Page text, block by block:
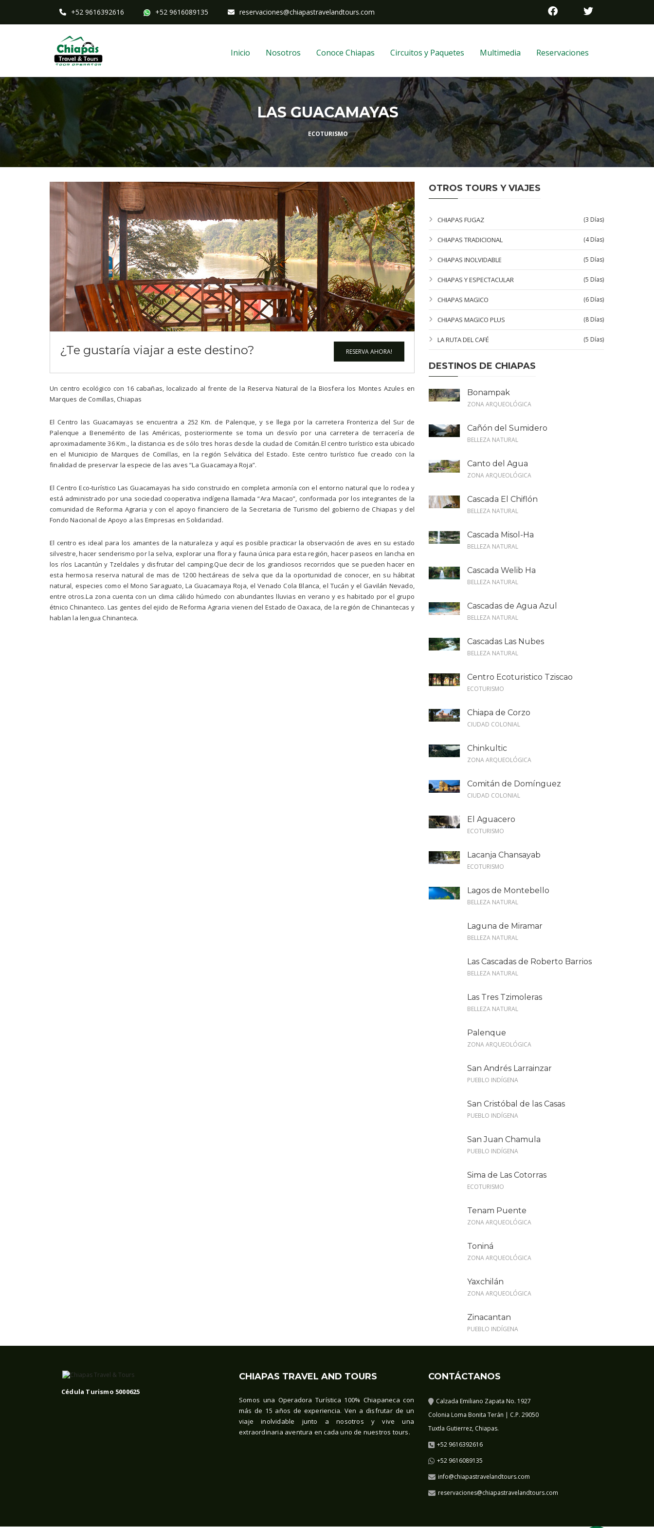
+52 9616392616 +52 9616089135 reservaciones@chiapastravelandtours.com
Inicio Nosotros Conoce Chiapas Circuitos y Paquetes Multimedia Reservaciones
LAS GUACAMAYAS
ECOTURISMO
¿Te gustaría viajar a este destino? RESERVA AHORA!
Un centro ecológico con 16 cabañas, localizado al frente de la Reserva Natural de la Biosfera los Montes Azules en
Marques de Comillas, Chiapas
El Centro las Guacamayas se encuentra a 252 Km. de Palenque, y se llega por la carretera Fronteriza del Sur de
Palenque a Benemérito de las Américas, posteriormente se toma un desvío por una carretera de terracería de
aproximadamente 36 Km., la distancia es de sólo tres horas desde la ciudad de Comitán.El centro turístico esta ubicado
en el Municipio de Marques de Comillas, en la región Selvática del Estado. Este centro turístico fue creado con la
finalidad de preservar la especie de las aves “La Guacamaya Roja”.
El Centro Eco-turístico Las Guacamayas ha sido construido en completa armonía con el entorno natural que lo rodea y
está administrado por una sociedad cooperativa indígena llamada “Ara Macao”, conformada por los integrantes de la
comunidad de Reforma Agraria y con el apoyo financiero de la Secretaria de Turismo del gobierno de Chiapas y del
Fondo Nacional de Apoyo a las Empresas en Solidaridad.
El centro es ideal para los amantes de la naturaleza y aquí es posible practicar la observación de aves en su estado
silvestre, hacer senderismo por la selva, explorar una flora y fauna única para esta región, hacer paseos en lancha en
los ríos Lacantún y Tzeldales y disfrutar del camping.Que decir de los grandiosos recorridos que se pueden hacer en
esta hermosa reserva natural de mas de 1200 hectáreas de selva que da la oportunidad de conocer, en su hábitat
natural, especies como el Mono Saraguato, La Guacamaya Roja, el Venado Cola Blanca, el Tucán y el Gavilán Nevado,
entre otros.La zona cuenta con un clima cálido húmedo con abundantes lluvias en verano y es habitado por el grupo
étnico Chinanteco. Las gentes del ejido de Reforma Agraria vienen del Estado de Oaxaca, de la región de Chinantecas y
hablan la lengua Chinanteca.
OTROS TOURS Y VIAJES
CHIAPAS FUGAZ (3 Días)
CHIAPAS TRADICIONAL (4 Días)
CHIAPAS INOLVIDABLE (5 Días)
CHIAPAS Y ESPECTACULAR (5 Días)
CHIAPAS MAGICO (6 Días)
CHIAPAS MAGICO PLUS (8 Días)
LA RUTA DEL CAFÉ (5 Días)
DESTINOS DE CHIAPAS
Bonampak
ZONA ARQUEOLÓGICA
Cañón del Sumidero
BELLEZA NATURAL
Canto del Agua
ZONA ARQUEOLÓGICA
Cascada El Chiflón
BELLEZA NATURAL
Cascada Misol-Ha
BELLEZA NATURAL
Cascada Welib Ha
BELLEZA NATURAL
Cascadas de Agua Azul
BELLEZA NATURAL
Cascadas Las Nubes
BELLEZA NATURAL
Centro Ecoturistico Tziscao
ECOTURISMO
Chiapa de Corzo
CIUDAD COLONIAL
Chinkultic
ZONA ARQUEOLÓGICA
Comitán de Domínguez
CIUDAD COLONIAL
El Aguacero
ECOTURISMO
Lacanja Chansayab
ECOTURISMO
Lagos de Montebello
BELLEZA NATURAL
Laguna de Miramar
BELLEZA NATURAL
Las Cascadas de Roberto Barrios
BELLEZA NATURAL
Las Tres Tzimoleras
BELLEZA NATURAL
Palenque
ZONA ARQUEOLÓGICA
San Andrés Larrainzar
PUEBLO INDÍGENA
San Cristóbal de las Casas
PUEBLO INDÍGENA
San Juan Chamula
PUEBLO INDÍGENA
Sima de Las Cotorras
ECOTURISMO
Tenam Puente
ZONA ARQUEOLÓGICA
Toniná
ZONA ARQUEOLÓGICA
Yaxchilán
ZONA ARQUEOLÓGICA
Zinacantan
PUEBLO INDÍGENA
Cédula Turismo 5000625
CHIAPAS TRAVEL AND TOURS
Somos una Operadora Turística 100% Chiapaneca con
más de 15 años de experiencia. Ven a disfrutar de un
viaje inolvidable junto a nosotros y vive una
extraordinaria aventura en cada uno de nuestros tours.
CONTÁCTANOS
Calzada Emiliano Zapata No. 1927
Colonia Loma Bonita Terán | C.P. 29050
Tuxtla Gutierrez, Chiapas.
+52 9616392616
+52 9616089135
info@chiapastravelandtours.com
reservaciones@chiapastravelandtours.com